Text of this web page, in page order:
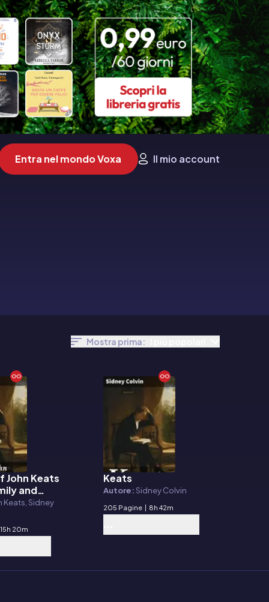
Entra nel mondo Voxa Il mio account
Mostra prima:
John Keats
and
Keats, Sidney
15h 20m
E-book
Keats
Autore:Sidney Colvin
205 Pagine | 8h 42m